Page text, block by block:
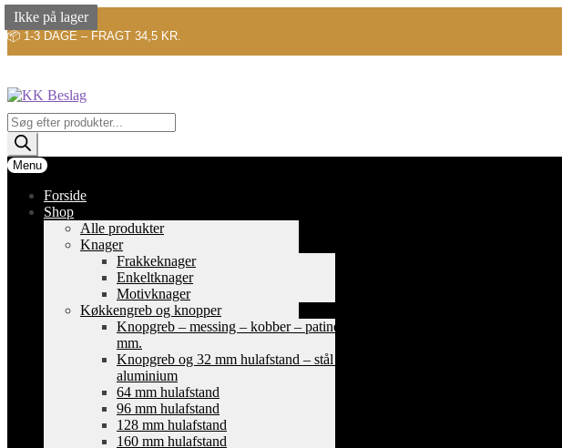
📦 1-3 DAGE – FRAGT 34,5 KR.
Spring
til
navigation
Spring
til
indhold
Products
search
Menu
Forside
Shop
Alle produkter
Knager
Frakkeknager
Enkeltknager
Motivknager
Køkkengreb og knopper
Knopgreb – messing – kobber – patinerede
mm.
Knopgreb og 32 mm hulafstand – stål og
aluminium
64 mm hulafstand
96 mm hulafstand
128 mm hulafstand
160 mm hulafstand
Ikke på lager
Ikke på lager
Ikke på lager